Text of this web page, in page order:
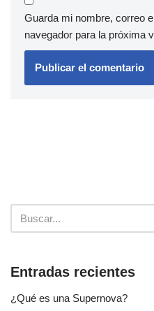
Guarda mi nombre, correo
navegador para la próxima
Entradas recientes
¿Qué es una Supernova?